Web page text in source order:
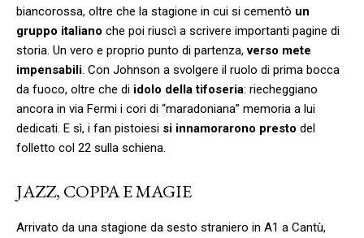
biancorossa, oltre che la stagione in cui si cementò un
gruppo italiano che poi riuscì a scrivere importanti pagine di
storia. Un vero e proprio punto di partenza,verso mete
impensabili. Con Johnson a svolgere il ruolo di prima bocca
da fuoco, oltre che di idolo della tifoseria: riecheggiano
ancora in via Fermi i cori di “maradoniana” memoria a lui
dedicati. E sì, i fan pistoiesi si innamorarono presto del
folletto col 22 sulla schiena.
JAZZ, COPPA E MAGIE
Arrivato da una stagione da sesto straniero in A1 a Cantù,